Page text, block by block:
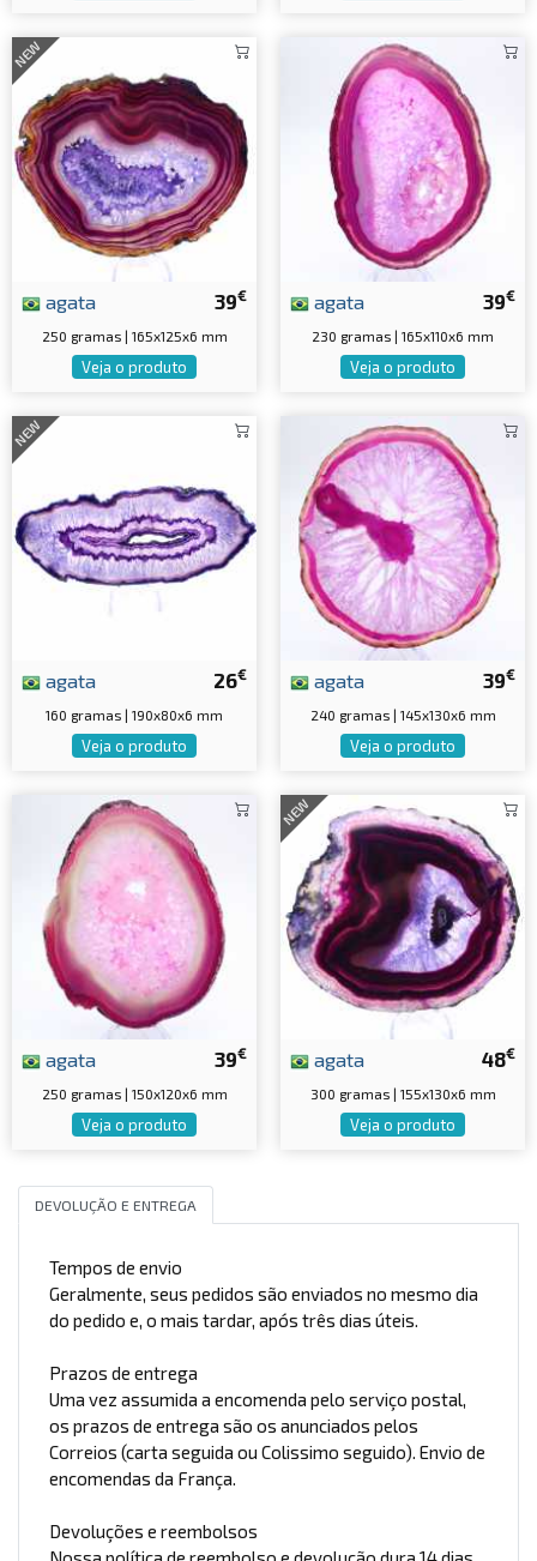
NEW
39€
agata
250 gramas | 165x125x6 mm
Veja o produto
39€
agata
230 gramas | 165x110x6 mm
Veja o produto
NEW
26€
agata
160 gramas | 190x80x6 mm
Veja o produto
39€
agata
240 gramas | 145x130x6 mm
Veja o produto
39€
agata
250 gramas | 150x120x6 mm
Veja o produto
NEW
48€
agata
300 gramas | 155x130x6 mm
Veja o produto
DEVOLUÇÃO E ENTREGA
Tempos de envio
Geralmente, seus pedidos são enviados no mesmo dia
do pedido e, o mais tardar, após três dias úteis.
Prazos de entrega
Uma vez assumida a encomenda pelo serviço postal,
os prazos de entrega são os anunciados pelos
Correios (carta seguida ou Colissimo seguido). Envio de
encomendas da França.
Devoluções e reembolsos